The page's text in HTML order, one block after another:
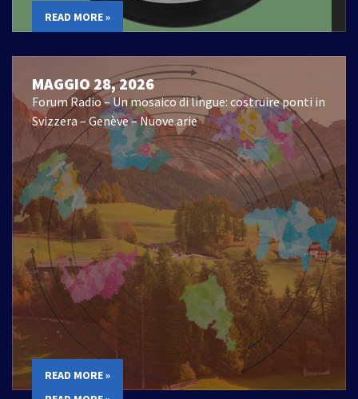
READ MORE »
MAGGIO 28, 2026
Forum Radio – Un mosaico di lingue: costruire ponti in
Svizzera – Genève – Nuove arie
READ MORE »